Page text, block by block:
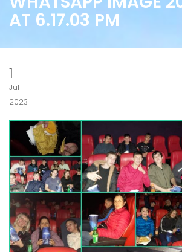
AT 6.17.03 PM
1
Jul
2023